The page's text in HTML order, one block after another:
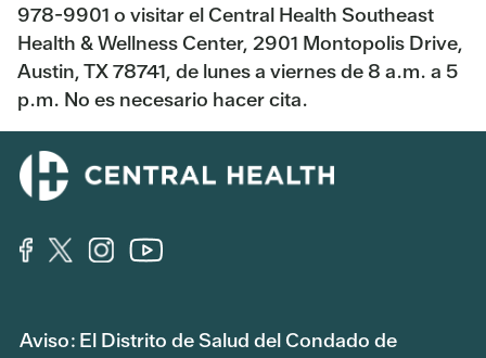
978-9901 o visitar el Central Health Southeast
Health & Wellness Center, 2901 Montopolis Drive,
Austin, TX 78741, de lunes a viernes de 8 a.m. a 5
p.m. No es necesario hacer cita.
Aviso: El Distrito de Salud del Condado de